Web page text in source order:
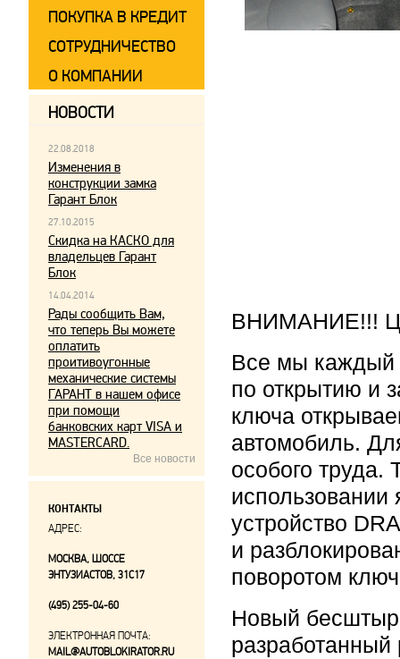
ВНИМАНИЕ!!!
Все мы каждый
по открытию и
ключа
автомобиль.
особого
использовании
устройство
и
поворотом
Новый
ПОКУПКА В КРЕДИТ
СОТРУДНИЧЕСТВО
О КОМПАНИИ
НОВОСТИ
22.08.2018
Изменения в
конструкции замка
Гарант Блок
27.10.2015
Скидка на КАСКО для
владельцев Гарант
Блок
14.04.2014
Рады сообщить Вам,
что теперь Вы можете
оплатить
проитивоугонные
механические системы
ГАРАНТ в нашем офисе
при помощи
банковских карт VISA и
MASTERCARD.
Все новости
КОНТАКТЫ
АДРЕС:
МОСКВА, ШОССЕ
ЭНТУЗИАСТОВ, 31С17
(495) 255-04-60
ЭЛЕКТРОННАЯ ПОЧТА:
MAIL@AUTOBLOKIRATOR.RU